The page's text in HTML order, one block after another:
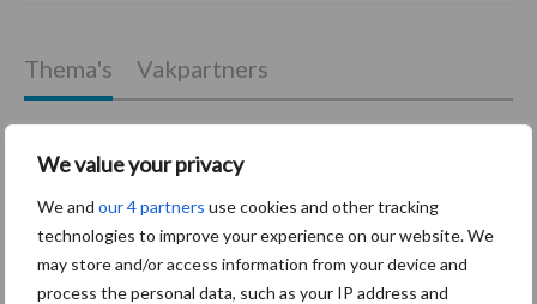
We value your privacy
We and our 4 partners use cookies and other tracking
technologies to improve your experience on our website. We
may store and/or access information from your device and
process the personal data, such as your IP address and
Thema's Vakpartners
Coronavirus UVC